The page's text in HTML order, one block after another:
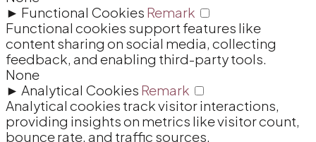
► Functional Cookies Remark
Functional cookies support features like
content sharing on social media, collecting
feedback, and enabling third-party tools.
None
► Analytical Cookies Remark
Analytical cookies track visitor interactions,
providing insights on metrics like visitor count,
bounce rate, and traffic sources.